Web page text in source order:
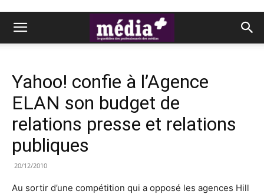
Yahoo! confie à l’Agence
ELAN son budget de
relations presse et relations
publiques
20/12/2010
Au sortir d’une compétition qui a opposé les agences Hill